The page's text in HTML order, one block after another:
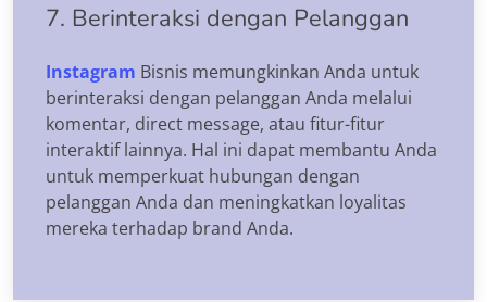
7. Berinteraksi dengan Pelanggan
Instagram Bisnis memungkinkan Anda untuk
berinteraksi dengan pelanggan Anda melalui
komentar, direct message, atau fitur-fitur
interaktif lainnya. Hal ini dapat membantu Anda
untuk memperkuat hubungan dengan
pelanggan Anda dan meningkatkan loyalitas
mereka terhadap brand Anda.